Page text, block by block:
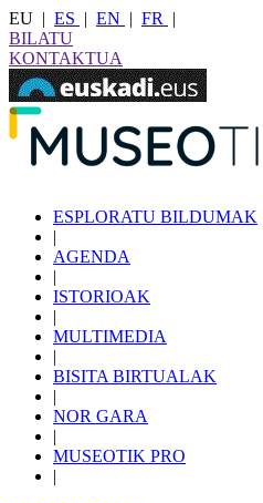
EU | ES | EN | FR
|
BILATU
KONTAKTUA
ESPLORATU BILDUMAK
|
AGENDA
|
ISTORIOAK
|
MULTIMEDIA
|
BISITA BIRTUALAK
|
NOR GARA
|
MUSEOTIK PRO
|